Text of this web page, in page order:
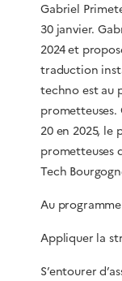
Gabriel
30 janvier.
2024 et
traduction
techno est au
prometteuses.
20 en 2025, le
prometteuses
Tech
Au programme
Appliquer la
S’entourer